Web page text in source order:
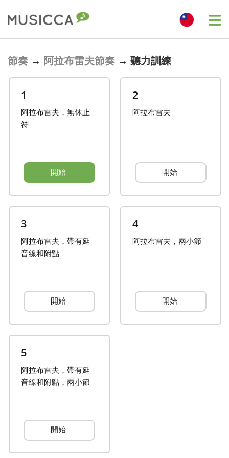
Dansk
English
Français
हिन्दी
日本語
節奏 → 阿拉布雷夫節奏 → 聽力訓練
1
阿拉布雷夫，無休止
符
開始
2
阿拉布雷夫
開始
3
阿拉布雷夫，帶有延
音線和附點
開始
4
阿拉布雷夫，兩小節
開始
5
阿拉布雷夫，帶有延
音線和附點，兩小節
開始